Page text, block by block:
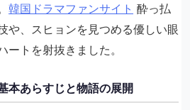
韓国ドラマファンサイト 酔っ払
や、スヒョンを見つめる優しい眼
ートを射抜きました。
本あらすじと物語の展開